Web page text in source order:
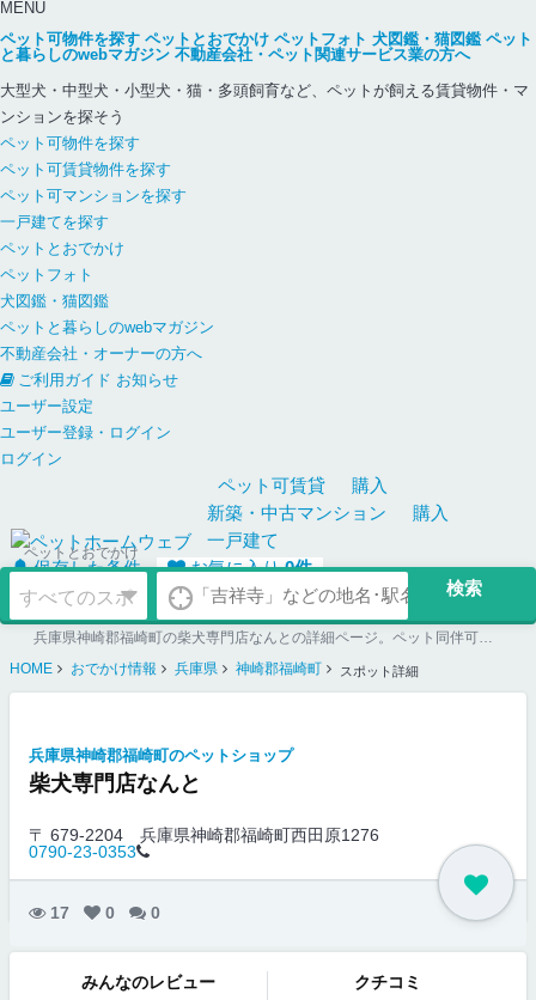
MENU
ペット可物件を探す ペットとおでかけ ペットフォト 犬図鑑・猫図鑑 ペット
と暮らしのwebマガジン 不動産会社・ペット関連サービス業の方へ
大型犬・中型犬・小型犬・猫・多頭飼育など、ペットが飼える賃貸物件・マ
ンションを探そう
ペット可物件を探す
ペット可賃貸物件を探す
ペット可マンションを探す
一戸建てを探す
ペットとおでかけ
ペットフォト
犬図鑑・猫図鑑
ペットと暮らしのwebマガジン
不動産会社・オーナーの方へ
ご利用ガイド お知らせ
ユーザー設定
ユーザー登録・ログイン
ログイン
ペット可賃貸
購入
新築・中古マンション
購入
一戸建て
保存した条件
お気に入り0件
ペットとおでかけ
兵庫県神崎郡福崎町の柴犬専門店なんとの詳細ページ。ペット同伴可のお店探しならペットホームウェブ。ペット可賃貸のお部屋探し、ペット可マンション購入のご検討時にもご利用ください。
HOME
おでかけ情報 兵庫県 神崎郡福崎町 スポット詳細
兵庫県神崎郡福崎町のペットショップ
柴犬専門店なんと
〒 679-2204
兵庫県神崎郡福崎町西田原1276
0790-23-0353
17 0 0
みんなのレビュー クチコミ